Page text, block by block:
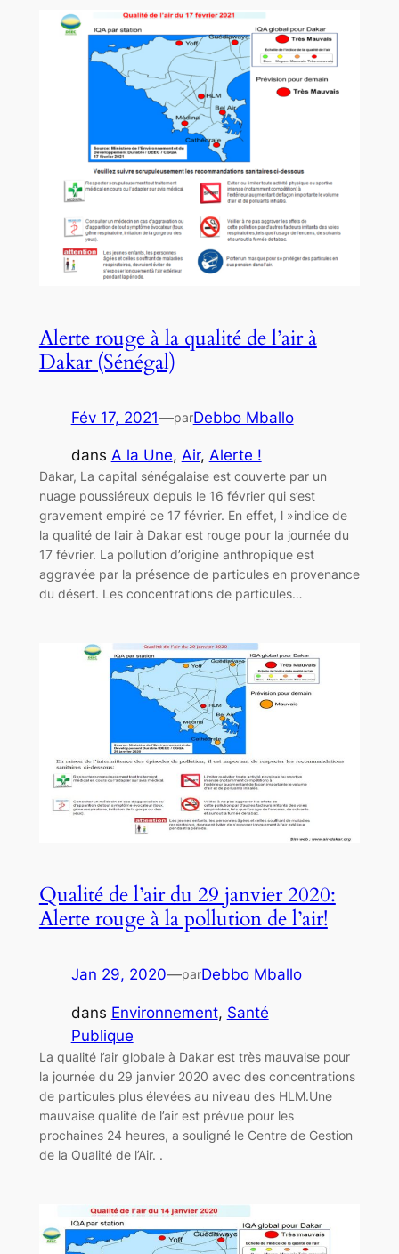
Alerte rouge à la qualité de l’air à
Dakar (Sénégal)
Fév 17, 2021—parDebbo Mballo
dans A la Une, Air, Alerte !
Dakar, La capital sénégalaise est couverte par un
nuage poussiéreux depuis le 16 février qui s’est
gravement empiré ce 17 février. En effet, l »indice de
la qualité de l’air à Dakar est rouge pour la journée du
17 février. La pollution d’origine anthropique est
aggravée par la présence de particules en provenance
du désert. Les concentrations de particules…
Qualité de l’air du 29 janvier 2020:
Alerte rouge à la pollution de l’air!
Jan 29, 2020—parDebbo Mballo
dans Environnement, Santé
Publique
La qualité l’air globale à Dakar est très mauvaise pour
la journée du 29 janvier 2020 avec des concentrations
de particules plus élevées au niveau des HLM.Une
mauvaise qualité de l’air est prévue pour les
prochaines 24 heures, a souligné le Centre de Gestion
de la Qualité de l’Air. .